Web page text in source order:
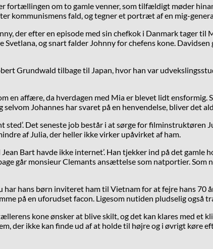
er fortællingen om to gamle venner, som tilfældigt møder
kommunismens fald, og tegner et portræt af en mig-
der efter en episode med sin chefkok i Danmark tager
og snart falder Johnny for chefens kone.
Grundwald tilbage til Japan, hvor han var
en affære, da hverdagen med Mia er blevet lidt
Johannes har svaret på en henvendelse, bliver det
sted’. Det seneste job består i at sørge for
af Julia, der heller ikke virker upåvirket af ham.
Bart havde ikke internet’. Han tjekker ind på det
går monsieur Clemants ansættelse som natportier.
har hans børn inviteret ham til Vietnam for at fejre hans 70
på en uforudset facon. Ligesom nutiden pludselig også
kone ønsker at blive skilt, og det kan klares med
der ikke kan finde ud af at holde til højre og i øvrigt køre